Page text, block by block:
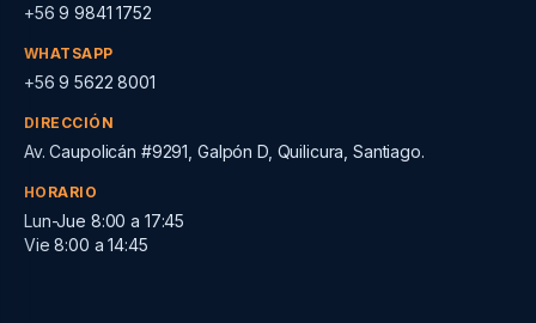
+56 9 9841 1752
WHATSAPP
+56 9 5622 8001
DIRECCIÓN
Av. Caupolicán #9291, Galpón D, Quilicura, Santiago.
HORARIO
Lun-Jue 8:00 a 17:45
Vie 8:00 a 14:45